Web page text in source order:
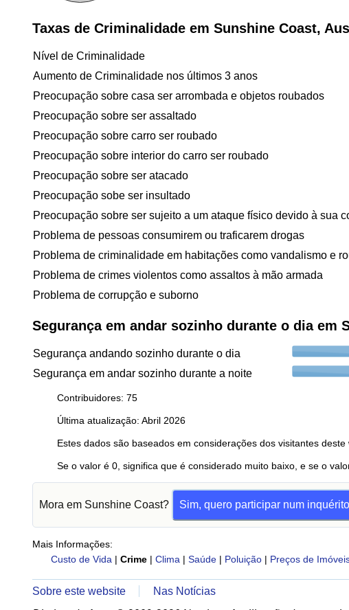
Taxas de Criminalidade em Sunshine Coast,
Nível de Criminalidade
Aumento de Criminalidade nos últimos 3 anos
Preocupação sobre casa ser arrombada e objetos roubados
Preocupação sobre ser assaltado
Preocupação sobre carro ser roubado
Preocupação sobre interior do carro ser roubado
Preocupação sobre ser atacado
Preocupação sobe ser insultado
Preocupação sobre ser sujeito a um ataque físico devido à sua
Problema de pessoas consumirem ou traficarem drogas
Problema de criminalidade em habitações como vandalismo e
Problema de crimes violentos como assaltos à mão armada
Problema de corrupção e suborno
Segurança em andar sozinho durante o dia em
Segurança andando sozinho durante o dia
Segurança em andar sozinho durante a noite
Contribuidores: 75
Última atualização: Abril 2026
Estes dados são baseados em considerações dos visitantes deste
Se o valor é 0, significa que é considerado muito baixo, e se o
Mora em Sunshine Coast? Sim, quero participar num inquérito
Mais Informações:
Custo de Vida | Crime | Clima | Saúde | Poluição | Preços de
Sobre este website
Nas Notícias